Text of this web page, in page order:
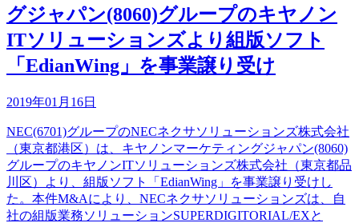
グジャパン(8060)グループのキヤノン
ITソリューションズより組版ソフト
「EdianWing」を事業譲り受け
2019年01月16日
NEC(6701)グループのNECネクサソリューションズ株式会社
（東京都港区）は、キヤノンマーケティングジャパン(8060)
グループのキヤノンITソリューションズ株式会社（東京都品
川区）より、組版ソフト「EdianWing」を事業譲り受けし
た。本件M&Aにより、NECネクサソリューションズは、自
社の組版業務ソリューションSUPERDIGITORIAL/EXと